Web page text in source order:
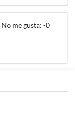
No me gusta: -0